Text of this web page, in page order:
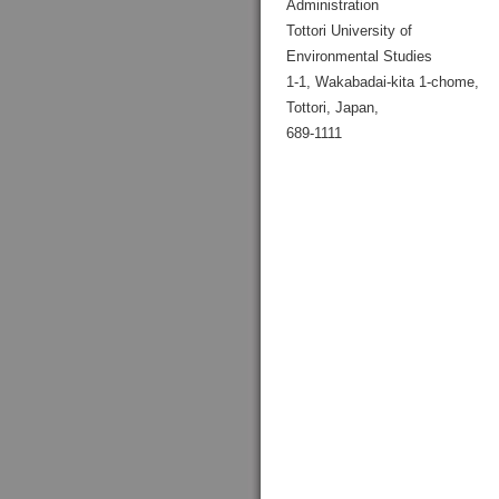
Administration
Tottori University of
Environmental Studies
1-1, Wakabadai-kita 1-chome,
Tottori, Japan,
689-1111